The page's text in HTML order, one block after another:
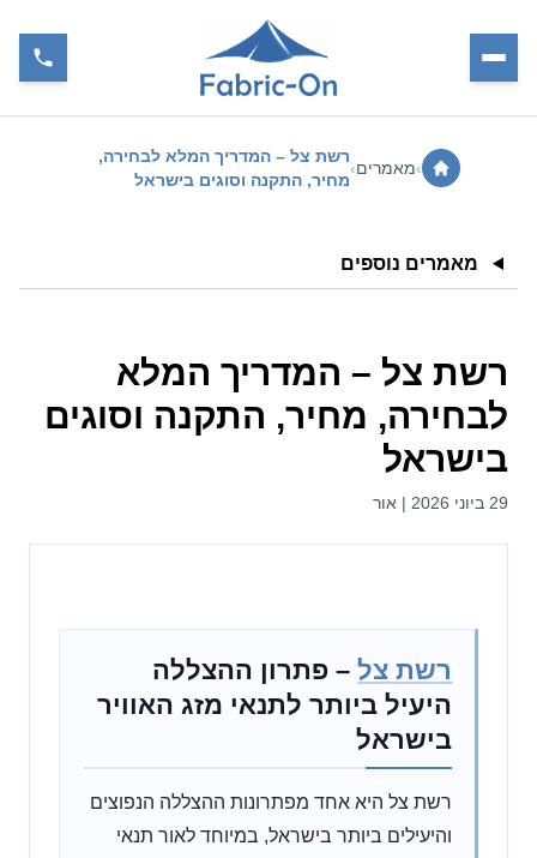
›מאמרים›
רשת צל – המדריך המלא לבחירה,
מחיר, התקנה וסוגים בישראל
מאמרים נוספים
רשת צל – המדריך המלא
לבחירה, מחיר, התקנה וסוגים
בישראל
29 ביוני 2026 | אור
רשת צל– פתרון ההצללה
היעיל ביותר לתנאי מזג האוויר
בישראל
רשת צל היא אחד מפתרונות ההצללה הנפוצים
והיעילים ביותר בישראל, במיוחד לאור תנאי